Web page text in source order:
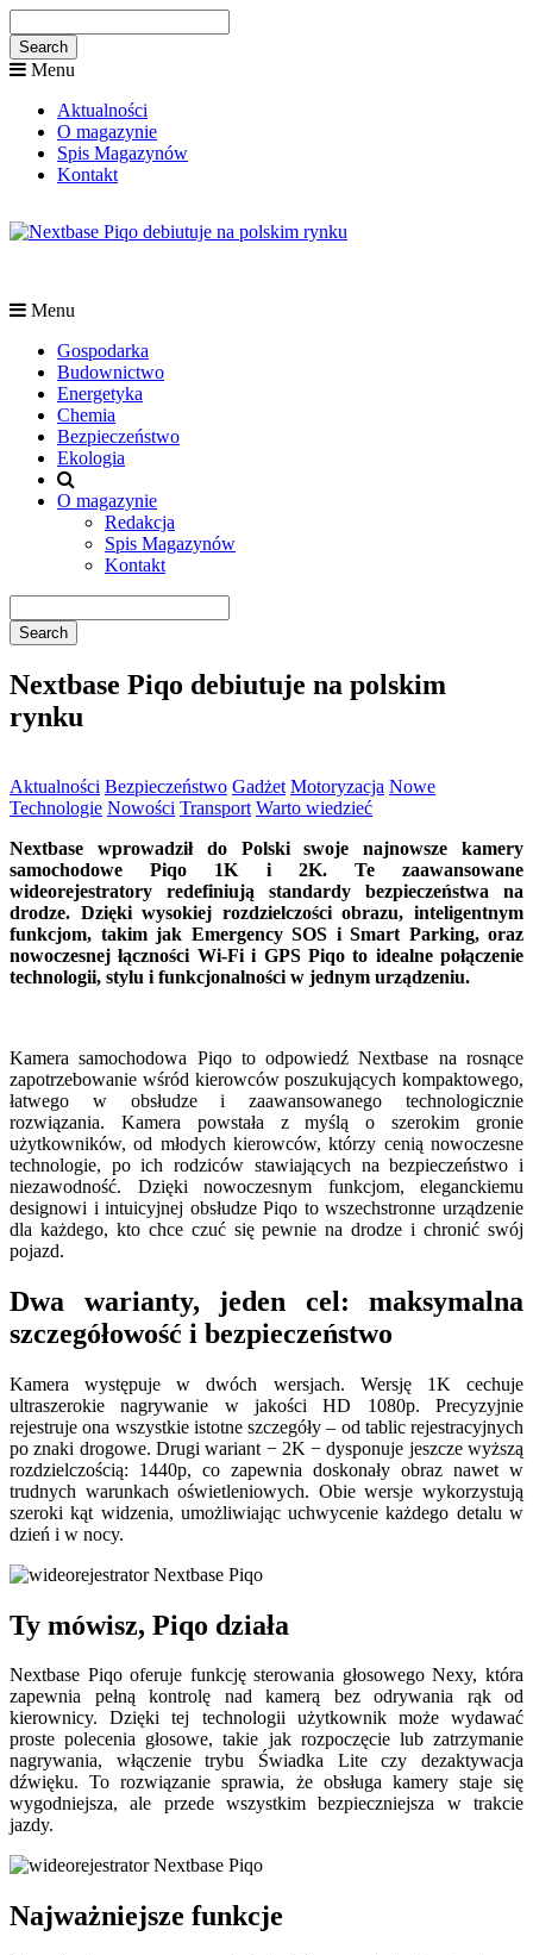
Menu
Aktualności
O magazynie
Spis Magazynów
Kontakt
Menu
Gospodarka
Budownictwo
Energetyka
Chemia
Bezpieczeństwo
Ekologia
O magazynie
Redakcja
Spis Magazynów
Kontakt
Nextbase Piqo debiutuje na polskim
rynku
Aktualności Bezpieczeństwo Gadżet Motoryzacja Nowe
Technologie Nowości Transport Warto wiedzieć
Nextbase wprowadził do Polski swoje najnowsze kamery
samochodowe Piqo 1K i 2K. Te zaawansowane
wideorejestratory redefiniują standardy bezpieczeństwa na
drodze. Dzięki wysokiej rozdzielczości obrazu, inteligentnym
funkcjom, takim jak Emergency SOS i Smart Parking, oraz
nowoczesnej łączności Wi-Fi i GPS Piqo to idealne połączenie
technologii, stylu i funkcjonalności w jednym urządzeniu.
Kamera samochodowa Piqo to odpowiedź Nextbase na rosnące
zapotrzebowanie wśród kierowców poszukujących kompaktowego,
łatwego w obsłudze i zaawansowanego technologicznie
rozwiązania. Kamera powstała z myślą o szerokim gronie
użytkowników, od młodych kierowców, którzy cenią nowoczesne
technologie, po ich rodziców stawiających na bezpieczeństwo i
niezawodność. Dzięki nowoczesnym funkcjom, eleganckiemu
designowi i intuicyjnej obsłudze Piqo to wszechstronne urządzenie
dla każdego, kto chce czuć się pewnie na drodze i chronić swój
pojazd.
Dwa warianty, jeden cel: maksymalna
szczegółowość i bezpieczeństwo
Kamera występuje w dwóch wersjach. Wersję 1K cechuje
ultraszerokie nagrywanie w jakości HD 1080p. Precyzyjnie
rejestruje ona wszystkie istotne szczegóły – od tablic rejestracyjnych
po znaki drogowe. Drugi wariant − 2K − dysponuje jeszcze wyższą
rozdzielczością: 1440p, co zapewnia doskonały obraz nawet w
trudnych warunkach oświetleniowych. Obie wersje wykorzystują
szeroki kąt widzenia, umożliwiając uchwycenie każdego detalu w
dzień i w nocy.
Ty mówisz, Piqo działa
Nextbase Piqo oferuje funkcję sterowania głosowego Nexy, która
zapewnia pełną kontrolę nad kamerą bez odrywania rąk od
kierownicy. Dzięki tej technologii użytkownik może wydawać
proste polecenia głosowe, takie jak rozpoczęcie lub zatrzymanie
nagrywania, włączenie trybu Świadka Lite czy dezaktywacja
dźwięku. To rozwiązanie sprawia, że obsługa kamery staje się
wygodniejsza, ale przede wszystkim bezpieczniejsza w trakcie
jazdy.
Najważniejsze funkcje